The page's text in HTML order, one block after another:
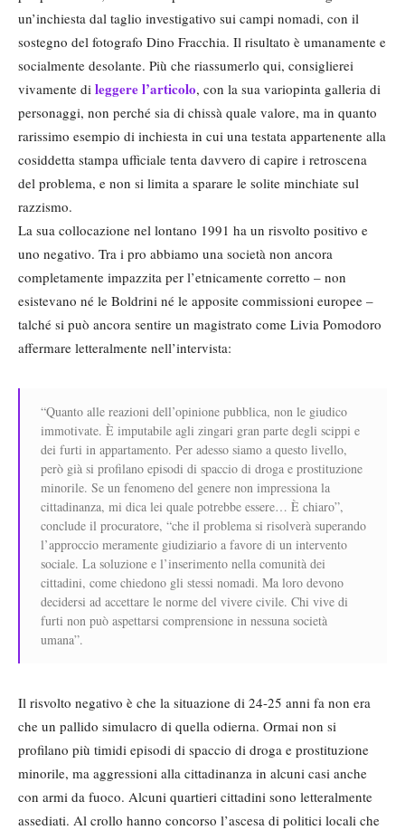
un’inchiesta dal taglio investigativo sui campi nomadi, con il
sostegno del fotografo Dino Fracchia. Il risultato è umanamente e
socialmente desolante. Più che riassumerlo qui, consiglierei
vivamente di leggere l’articolo, con la sua variopinta galleria di
personaggi, non perché sia di chissà quale valore, ma in quanto
rarissimo esempio di inchiesta in cui una testata appartenente alla
cosiddetta stampa ufficiale tenta davvero di capire i retroscena
del problema, e non si limita a sparare le solite minchiate sul
razzismo.
La sua collocazione nel lontano 1991 ha un risvolto positivo e
uno negativo. Tra i pro abbiamo una società non ancora
completamente impazzita per l’etnicamente corretto – non
esistevano né le Boldrini né le apposite commissioni europee –
talché si può ancora sentire un magistrato come Livia Pomodoro
affermare letteralmente nell’intervista:
“Quanto alle reazioni dell’opinione pubblica, non le giudico
immotivate. È imputabile agli zingari gran parte degli scippi e
dei furti in appartamento. Per adesso siamo a questo livello,
però già si profilano episodi di spaccio di droga e prostituzione
minorile. Se un fenomeno del genere non impressiona la
cittadinanza, mi dica lei quale potrebbe essere… È chiaro”,
conclude il procuratore, “che il problema si risolverà superando
l’approccio meramente giudiziario a favore di un intervento
sociale. La soluzione e l’inserimento nella comunità dei
cittadini, come chiedono gli stessi nomadi. Ma loro devono
decidersi ad accettare le norme del vivere civile. Chi vive di
furti non può aspettarsi comprensione in nessuna società
umana”.
Il risvolto negativo è che la situazione di 24-25 anni fa non era
che un pallido simulacro di quella odierna. Ormai non si
profilano più timidi episodi di spaccio di droga e prostituzione
minorile, ma aggressioni alla cittadinanza in alcuni casi anche
con armi da fuoco. Alcuni quartieri cittadini sono letteralmente
assediati. Al crollo hanno concorso l’ascesa di politici locali che